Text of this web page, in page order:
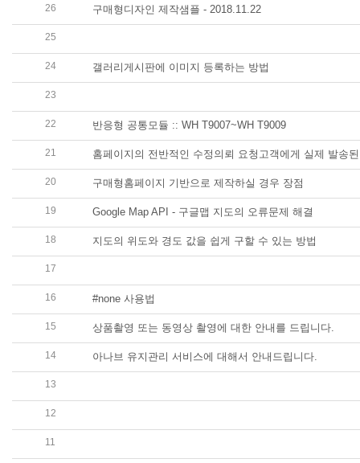
26 구매형디자인 제작샘플 - 2018.11.22
25
24 갤러리게시판에 이미지 등록하는 방법
23
22 반응형 공통모듈 :: WH T9007~WH T9009
21 홈페이지의 전반적인 수정의뢰 요청고객에게 실제 발송
20 구매형홈페이지 기반으로 제작하실 경우 장점
19 Google Map API - 구글맵 지도의 오류문제 해결
18 지도의 위도와 경도 값을 쉽게 구할 수 있는 방법
17
16 #none 사용법
15 상품촬영 또는 동영상 촬영에 대한 안내를 드립니다.
14 아나브 유지관리 서비스에 대해서 안내드립니다.
13
12
11